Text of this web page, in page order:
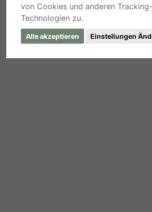
von Cookies und anderen Tracking-
Technologien zu.
Alle akzeptieren Einstellungen